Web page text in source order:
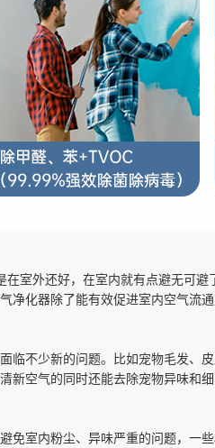
室外还好，在室内就有点避无可
化器除了能有效促进室内空气流
临不少新的问题。比如宠物毛发
空气的同时还能去除宠物异味和
免室内粉尘、异味严重的问题，